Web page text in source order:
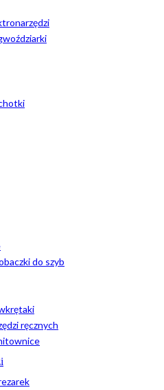
do szyb
ręcznych